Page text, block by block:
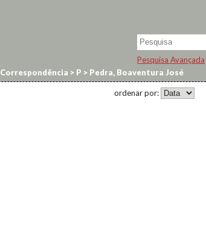
Pesquisa Avançada
Correspondência > P > Pedra, Boaventura José
ordenar por: